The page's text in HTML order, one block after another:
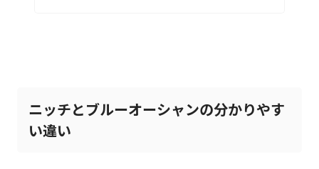
ニッチとブルーオーシャンの分かりやす
い違い